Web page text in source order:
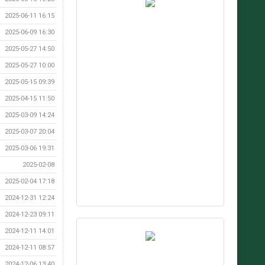
2025-06-11 16:15
2025-06-09 16:30
2025-05-27 14:50
2025-05-27 10:00
2025-05-15 09:39
2025-04-15 11:50
2025-03-09 14:24
2025-03-07 20:04
2025-03-06 19:31
2025-02-08
2025-02-04 17:18
2024-12-31 12:24
2024-12-23 09:11
2024-12-11 14:01
2024-12-11 08:57